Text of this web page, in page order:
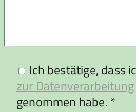
Ich bestätige, dass
zur Datenverarbeitung
genommen habe. *